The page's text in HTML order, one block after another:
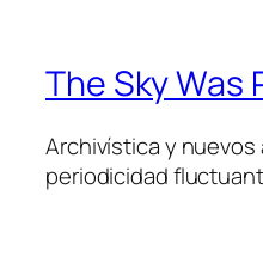
The Sky Was
Archivística y
periodicidad